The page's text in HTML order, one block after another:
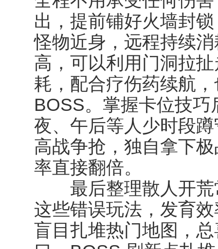
出，提前铺好火墙封
怪物近身，远程持续
高，可以利用门洞拉
耗，配合疗伤药续航
BOSS。掌握卡位技
夜、午后等人少时段
高战争抢，独自拿下
率直接翻倍。
最后整理散人开荒
这些错误玩法，发育
盲目扎堆热门地图，